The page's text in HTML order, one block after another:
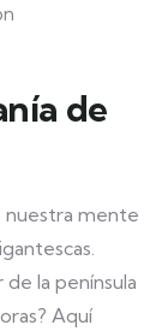
de
nuestra mente
la península
Aquí